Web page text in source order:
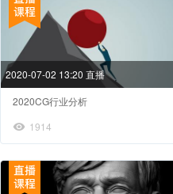
2020-07-02 13:20 直播
2020CG行业分析
1914